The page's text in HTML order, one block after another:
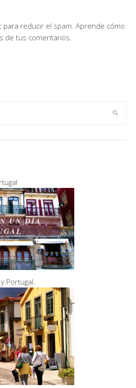
reducir el spam. Aprende cómo
de tus comentarios.
Portugal.